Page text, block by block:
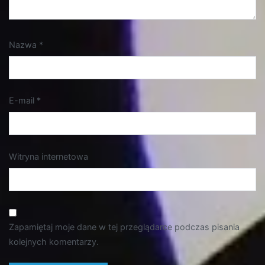
Nazwa *
E-mail *
Witryna internetowa
Zapamiętaj moje dane w tej przeglądarce podczas pisania
kolejnych komentarzy.